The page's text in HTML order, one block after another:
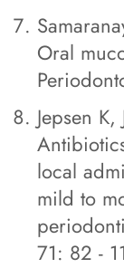
Oral
Jepsen K,
local
mild to
71: 82 -